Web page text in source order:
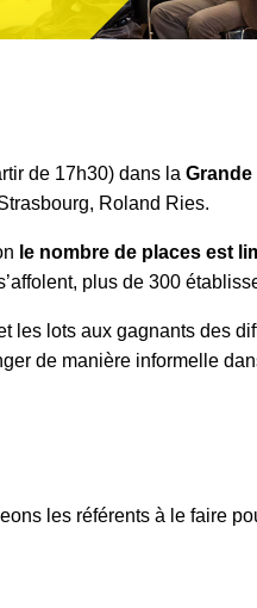
de 17h30) dans la Grande
Roland Ries.
le nombre de places est
plus de 300
les lots aux gagnants des
de manière informelle
les référents à le faire